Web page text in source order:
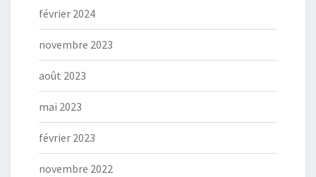
février 2024
novembre 2023
août 2023
mai 2023
février 2023
novembre 2022